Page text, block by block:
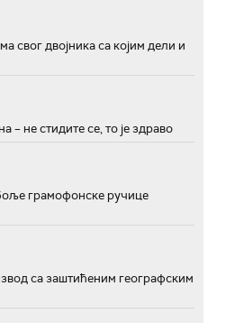
свог двојника са којим дели и
– не стидите се, то је здраво
грамофонске ручице
са заштићеним географским